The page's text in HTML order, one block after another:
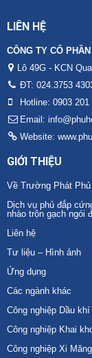
LIÊN HỆ
CÔNG TY CỔ
Lô 49G - KCN
ĐT: 024.3753
Hotline: 0903 201
Email:
Website:
GIỚI THIỆU
Về Trường Phát
Dịch vụ phủ đắp
nhào trộn gạch ngói
Liên hệ
Tư liệu – Hình ảnh
Ứng dụng
Các ngành khác
Công nghiệp Dầu khí
Công nghiệp Khai
Công nghiệp Xi Măng